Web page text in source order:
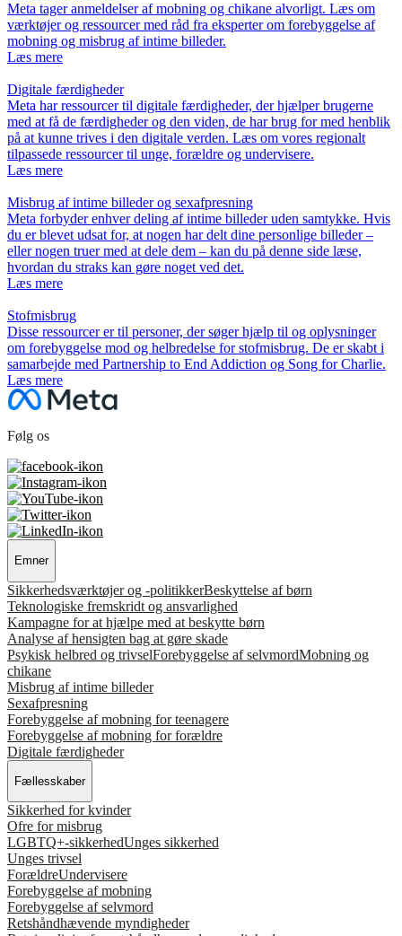
Meta tager anmeldelser af mobning og chikane alvorligt. Læs om
værktøjer og ressourcer med råd fra eksperter om forebyggelse af
mobning og misbrug af intime billeder.
Læs mere
Digitale færdigheder
Meta har ressourcer til digitale færdigheder, der hjælper brugerne
med at få de færdigheder og den viden, de har brug for med henblik
på at kunne trives i den digitale verden. Læs om vores regionalt
tilpassede ressourcer til unge, forældre og undervisere.
Læs mere
Misbrug af intime billeder og sexafpresning
Meta forbyder enhver deling af intime billeder uden samtykke. Hvis
du er blevet udsat for, at nogen har delt dine personlige billeder –
eller nogen truer med at dele dem – kan du på denne side læse,
hvordan du straks kan gøre noget ved det.
Læs mere
Stofmisbrug
Disse ressourcer er til personer, der søger hjælp til og oplysninger
om forebyggelse mod og helbredelse for stofmisbrug. De er skabt i
samarbejde med Partnership to End Addiction og Song for Charlie.
Læs mere
Følg os
Emner
Sikkerhedsværktøjer og -politikkerBeskyttelse af børn
Teknologiske fremskridt og ansvarlighed
Kampagne for at hjælpe med at beskytte børn
Analyse af hensigten bag at gøre skade
Psykisk helbred og trivselForebyggelse af selvmordMobning og
chikane
Misbrug af intime billeder
Sexafpresning
Forebyggelse af mobning for teenagere
Forebyggelse af mobning for forældre
Digitale færdigheder
Fællesskaber
Sikkerhed for kvinder
Ofre for misbrug
LGBTQ+-sikkerhedUnges sikkerhed
Unges trivsel
ForældreUndervisere
Forebyggelse af mobning
Forebyggelse af selvmord
Retshåndhævende myndigheder